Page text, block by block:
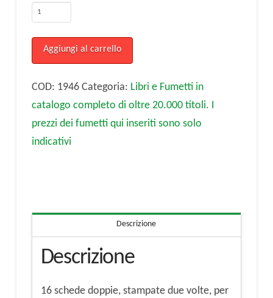
Dialoghetti
16
schede
per
la
seconda
Aggiungi al carrello
COD: 1946 Categoria: Libri e Fumetti in
catalogo completo di oltre 20.000 titoli. I
prezzi dei fumetti qui inseriti sono solo
indicativi
Descrizione
Descrizione
16 schede doppie, stampate due volte, per